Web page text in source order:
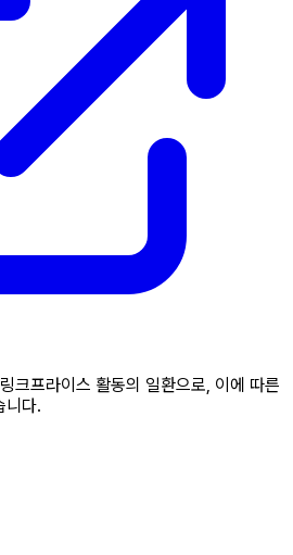
크프라이스 활동의 일환으로, 이에 따른
니다.